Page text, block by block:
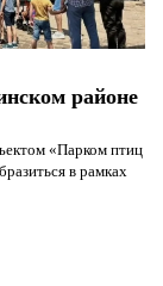
районе
«Парком птиц
в рамках